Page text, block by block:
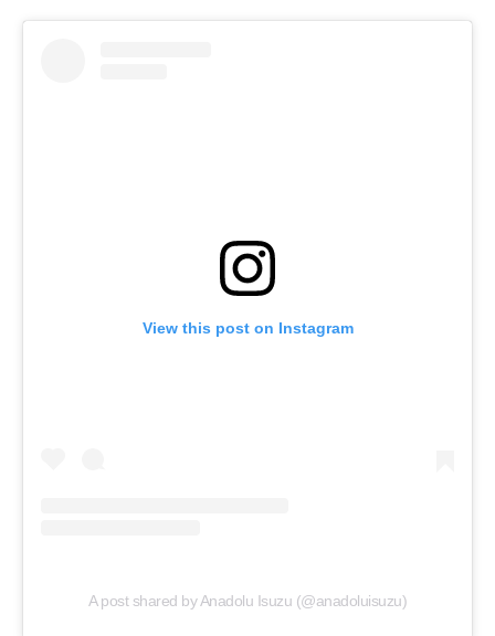
View this post on Instagram
A post shared by Anadolu Isuzu (@anadoluisuzu)